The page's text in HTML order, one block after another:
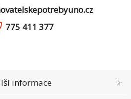
775 411 377
informace